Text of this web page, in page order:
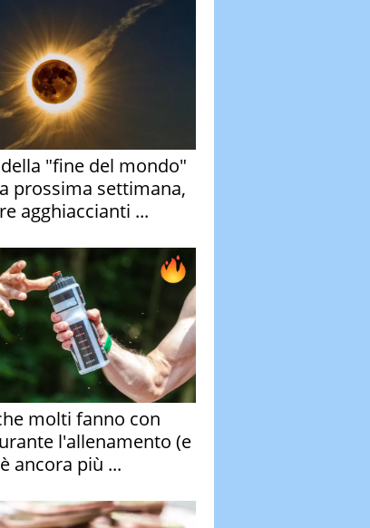
"fine del mondo"
prossima settimana,
agghiaccianti ...
molti fanno con
l'allenamento (e
ancora più ...